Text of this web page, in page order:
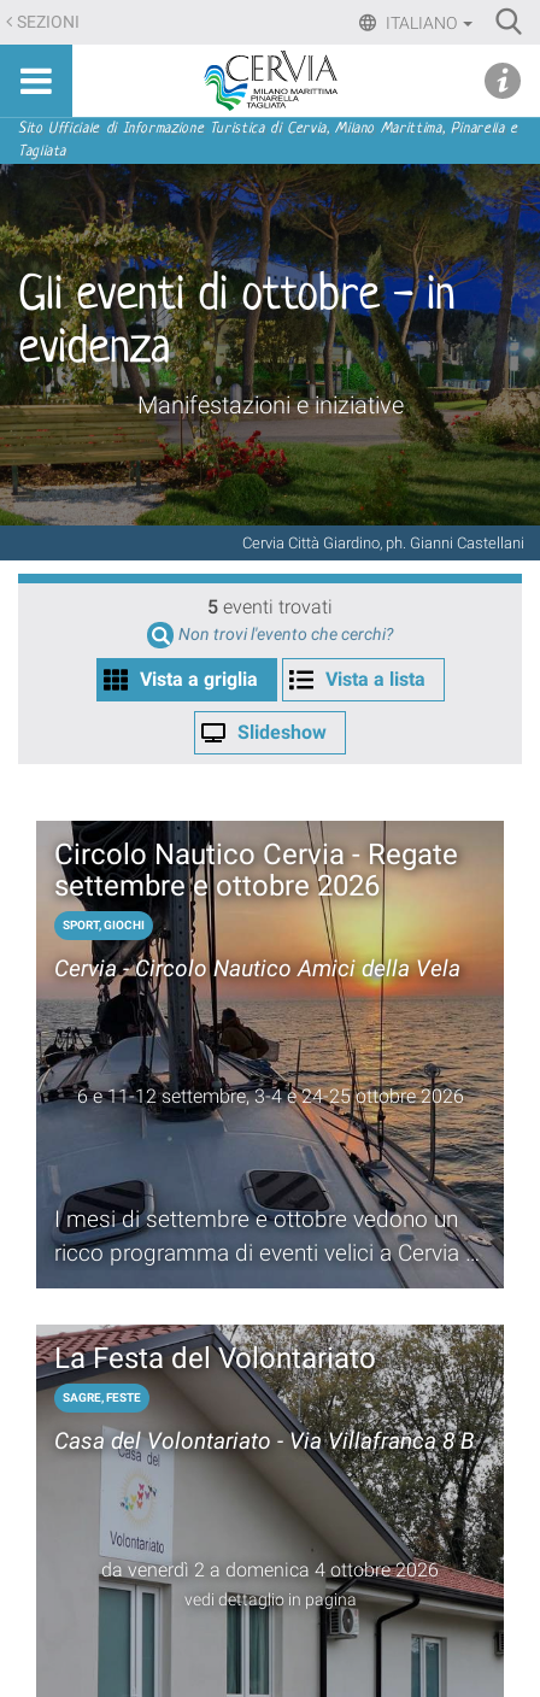
Salta
ai
contenuti.
Salta
alla
navigazione
ITALIANO
SEZIONI
Sito
turistico
ufficiale
Cervia,
Milano
Marittima,
Pinarella,
Tagliata
Sezioni
Sito Ufficiale di Informazione Turistica di Cervia, Milano Marittima, Pinarella e
Tagliata
Cervia Città Giardino, ph. Gianni Castellani
Gli eventi di ottobre - in
evidenza
Manifestazioni e iniziative
5 eventi trovati
Non trovi l'evento che cerchi?
Vista a griglia Vista a lista
Slideshow
Circolo Nautico Cervia - Regate
settembre e ottobre 2026
SPORT, GIOCHI
Cervia - Circolo Nautico Amici della Vela
6 e 11-12 settembre, 3-4 e 24-25 ottobre 2026
I mesi di settembre e ottobre vedono un
ricco programma di eventi velici a Cervia e
Milano Marittima
La Festa del Volontariato
SAGRE, FESTE
Casa del Volontariato - Via Villafranca 8 B
da venerdì 2 a domenica 4 ottobre 2026
vedi dettaglio in pagina
menu